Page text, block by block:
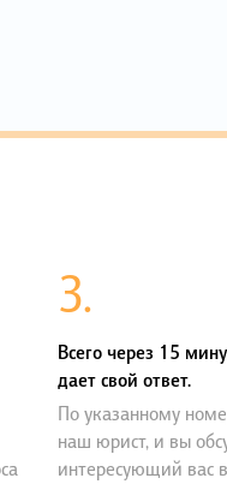
3.
Всего через 15
дает свой ответ.
По указанному
наш юрист, и вы
интересующий вас